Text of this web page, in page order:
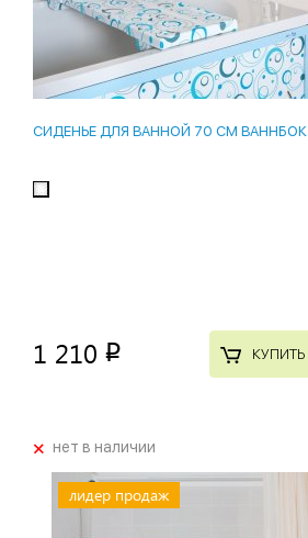
СИДЕНЬЕ ДЛЯ ВАННОЙ 70 СМ ВАННБОК
1 210 p КУПИТЬ
+нет в наличии
лидер продаж